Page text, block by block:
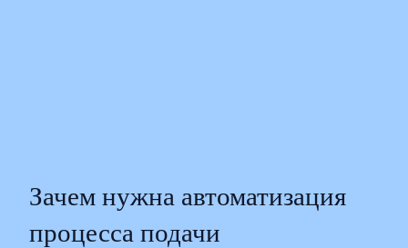
Зачем нужна автоматизация
процесса подачи